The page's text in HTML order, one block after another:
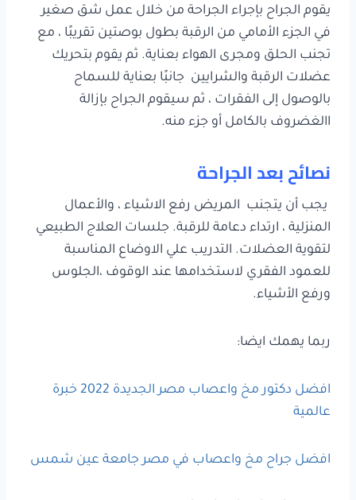
يقوم الجراح بإجراء الجراحة من خلال عمل شق صغير
في الجزء الأمامي من الرقبة بطول بوصتين تقريبًا ، مع
تجنب الحلق ومجرى الهواء بعناية. ثم يقوم بتحريك
عضلات الرقبة والشرايين جانبًا بعناية للسماح
بالوصول إلى الفقرات ، ثم سيقوم الجراح بإزالة
االغضروف بالكامل أو جزء منه.
نصائح بعد الجراحة
يجب أن يتجنب المريض رفع الاشياء ، والأعمال
المنزلية ، ارتداء دعامة للرقبة. جلسات العلاج الطبيعي
لتقوية العضلات. التدريب علي الاوضاع المناسبة
للعمود الفقري لاستخدامها عند الوقوف ،الجلوس
ورفع الأشياء.
ربما يهمك ايضا:
افضل دكتور مخ واعصاب مصر الجديدة 2022 خبرة
عالمية
افضل جراح مخ واعصاب في مصر جامعة عين شمس